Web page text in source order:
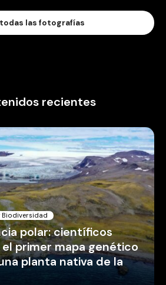
las fotografías
recientes
Biodiversidad
polar: científicos
primer mapa genético
planta nativa de la